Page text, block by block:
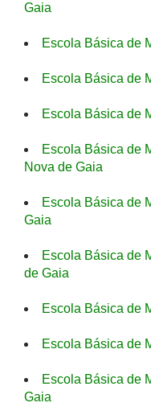
Gaia
Escola Básica de
Escola Básica de
Escola Básica de
Escola Básica de
Nova de Gaia
Escola Básica de
Gaia
Escola Básica de
de Gaia
Escola Básica de
Escola Básica de
Escola Básica de
Gaia